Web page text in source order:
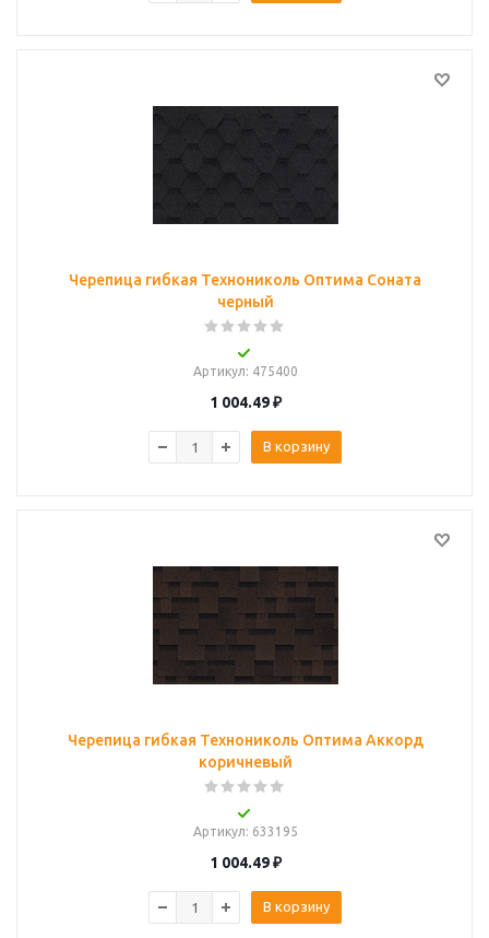
Черепица гибкая Технониколь Оптима Соната
черный
Артикул: 475400
1 004.49₽
В корзину
Черепица гибкая Технониколь Оптима Аккорд
коричневый
Артикул: 633195
1 004.49₽
В корзину